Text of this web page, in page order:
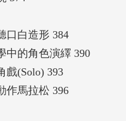
口白造形 384
中的角色演繹 390
(Solo) 393
作馬拉松 396